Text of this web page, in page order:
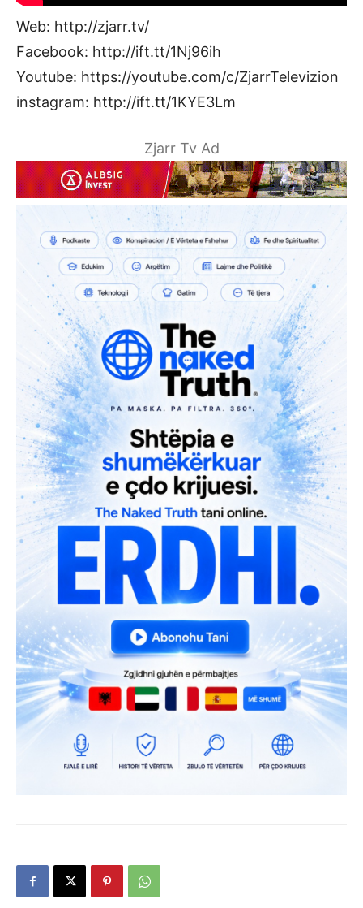
Web: http://zjarr.tv/
Facebook: http://ift.tt/1Nj96ih
Youtube: https://youtube.com/c/ZjarrTelevizion
instagram: http://ift.tt/1KYE3Lm
Zjarr Tv Ad